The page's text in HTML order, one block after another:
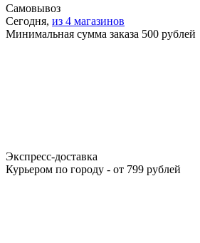
Самовывоз
Сегодня, из 4 магазинов
Минимальная сумма заказа 500 рублей
Экспресс-доставка
Курьером по городу - от 799 рублей